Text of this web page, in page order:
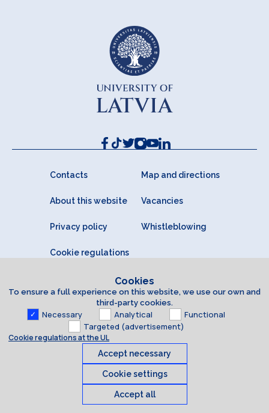
Contacts Map and directions
About this website Vacancies
Privacy policy Whistleblowing
Cookie regulations
© 2026 University of Latvia. All rights reserved.
Cookies
To ensure a full experience on this website, we use our own and
third-party cookies.
Necessary Analytical
Functional
Targeted (advertisement)
Cookie regulations at the UL
Accept necessary
Cookie settings
Accept all